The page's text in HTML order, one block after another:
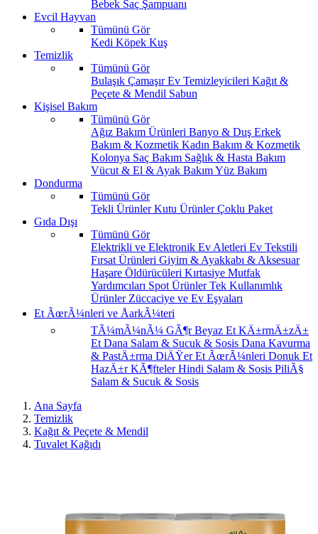
Bebek Saç Şampuanı
Evcil Hayvan
Tümünü Gör
Kedi Köpek Kuş
Temizlik
Tümünü Gör
Bulaşık ÇamaşırEv Temizleyicileri Kağıt &
Peçete & Mendil Sabun
Kişisel Bakım
Tümünü Gör
Ağız Bakım Ürünleri Banyo & Duş Erkek
Bakım & Kozmetik Kadın Bakım & Kozmetik
Kolonya Saç Bakım Sağlık & Hasta Bakım
Vücut & El & Ayak BakımYüz Bakım
Dondurma
Tümünü Gör
Tekli ÜrünlerKutu ÜrünlerÇoklu Paket
Gıda Dışı
Tümünü Gör
Elektrikli ve Elektronik Ev Aletleri Ev Tekstili
Fırsat Ürünleri Giyim & Ayakkabı & Aksesuar
Haşare Öldürücüleri Kırtasiye Mutfak
Yardımcıları Spot ÜrünlerTek Kullanımlık
Ürünler Züccaciye ve Ev Eşyaları
Et ÃœrÃ¼nleri ve ÅarkÃ¼teri
TÃ¼mÃ¼nÃ¼ GÃ¶rBeyaz Et KÄ±rmÄ±zÄ±
Et Dana Salam & Sucuk & Sosis Dana Kavurma
& PastÄ±rma DiÄŸer Et ÃœrÃ¼nleri Donuk Et
HazÄ±r KÃ¶ftelerHindi Salam & Sosis PiliÃ§
Salam & Sucuk & Sosis
Ana Sayfa
Temizlik
Kağıt & Peçete & Mendil
Tuvalet Kağıdı